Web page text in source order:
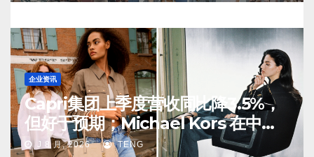
企业资讯
Capri集团上季度营收同比降3.5%，
但好于预期；Michael Kors 在中国
市场持续向好
J 8 月, 2026 TENG